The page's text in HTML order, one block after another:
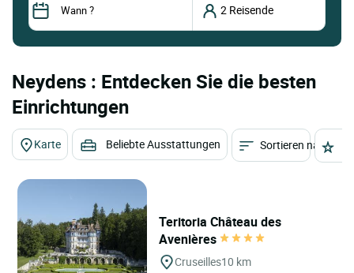
Neydens : Entdecken Sie die besten
Einrichtungen
Karte Beliebte Ausstattungen Sortieren nach
Teritoria Château des
Avenières
Cruseilles10 km